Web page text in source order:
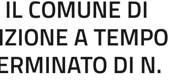
COMUNE DI
A TEMPO
DI N.